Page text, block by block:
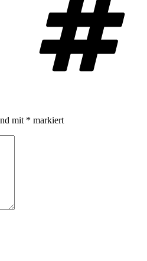
mit * markiert